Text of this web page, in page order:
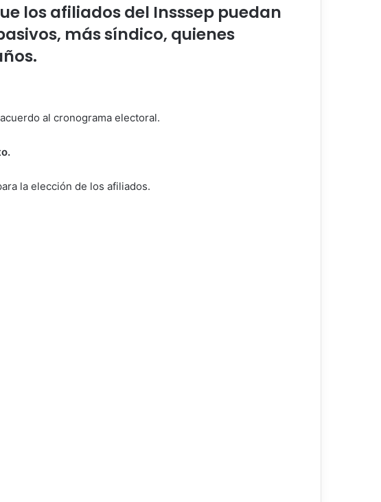
los afiliados del Insssep puedan
más síndico, quienes
al cronograma electoral.
la elección de los afiliados.